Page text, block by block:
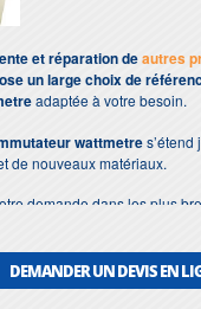
et réparation deautres
un large choix de
adaptée à votre besoin.
wattmetre
de nouveaux matériaux.
demande dans les plus
à votre disposition son
DEMANDER UN DEVIS EN